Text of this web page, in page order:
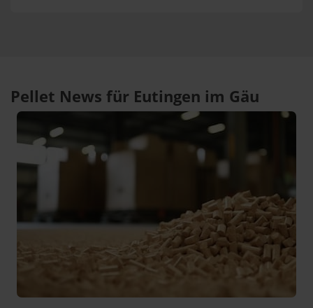
Pellet News für Eutingen im Gäu